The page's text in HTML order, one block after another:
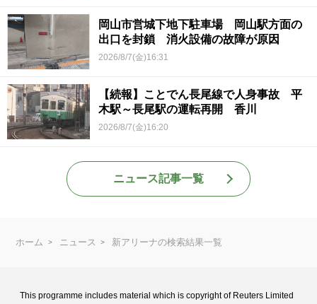
岡山市営城下地下駐車場 岡山駅方面の
出口を封鎖 消火設備の故障が原因
2026/8/7(金)16:31
【続報】ことでん長尾線で人身事故 平
木駅～長尾駅の運転再開 香川
2026/8/7(金)16:20
ニュース記事一覧
ホーム ニュース 新アリーナの検索結果一覧
This programme includes material which is copyright of Reuters Limited